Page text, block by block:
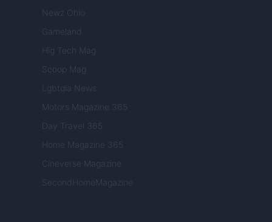
Newz Ohio
Gameland
Hig Tech Mag
Scoop Mag
Lgbtqia News
Motors Magazine 365
Day Travel 365
Home Magazine 365
Cineverse Magazine
SecondHomeMagazine